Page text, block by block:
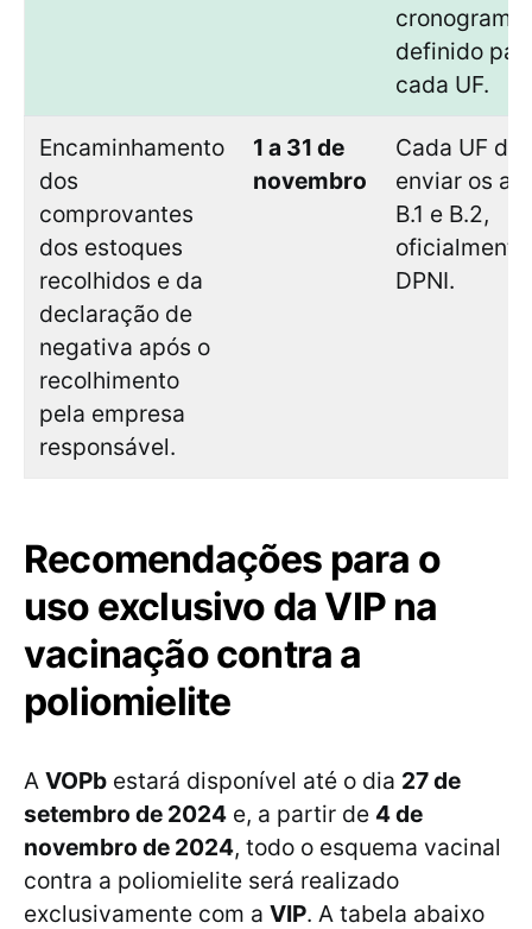
cronograma
definido
cada UF.
Encaminhamento
dos
comprovantes
dos estoques
recolhidos e da
declaração de
negativa após o
recolhimento
pela empresa
responsável.
1 a 31 de
novembro
Cada UF
enviar os
B.1 e B.2,
DPNI.
Recomendações para o
uso exclusivo da VIP na
vacinação contra a
poliomielite
A VOPb estará disponível até o dia 27 de
setembro de 2024 e, a partir de 4 de
novembro de 2024, todo o esquema vacinal
contra a poliomielite será realizado
exclusivamente com a VIP. A tabela abaixo